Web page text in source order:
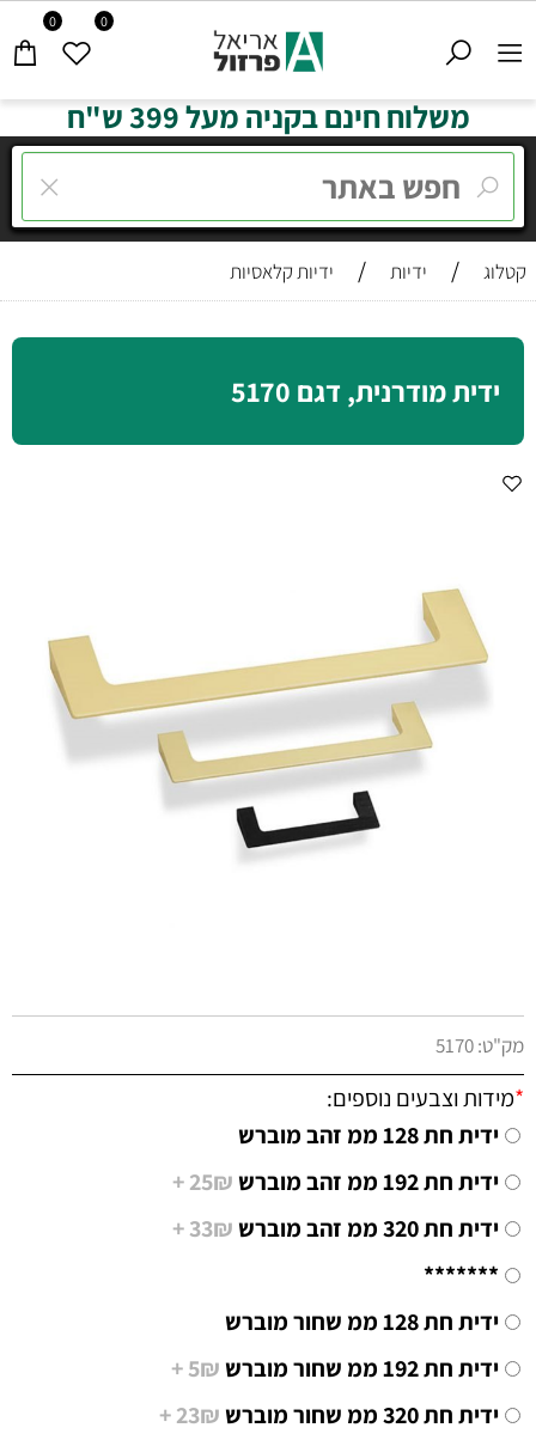
0 0
משלוח חינם בקניה מעל 399 ש"ח
קטלוג / ידיות / ידיות קלאסיות
ידית מודרנית, דגם 5170
מק"ט:5170
*מידות וצבעים נוספים:
ידית חת 128 ממ זהב מוברש
ידית חת 192 ממ זהב מוברש
25₪ +
ידית חת 320 ממ זהב מוברש
33₪ +
*******
ידית חת 128 ממ שחור מוברש
ידית חת 192 ממ שחור מוברש
5₪ +
ידית חת 320 ממ שחור מוברש
23₪ +